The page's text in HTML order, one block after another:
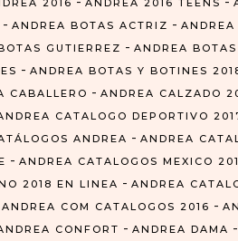
2016 ANDREA 2016 TEENS
- ANDREA BOTAS ACTRIZ -
GUTIERREZ - ANDREA
- ANDREA BOTAS Y BOTINES
CABALLERO - ANDREA CALZADO
CATALOGO DEPORTIVO
ANDREA - ANDREA
- ANDREA CATALOGOS MEXICO
2018 EN LINEA - ANDREA
ANDREA COM CATALOGOS 2016 -
CONFORT - ANDREA DAMA -